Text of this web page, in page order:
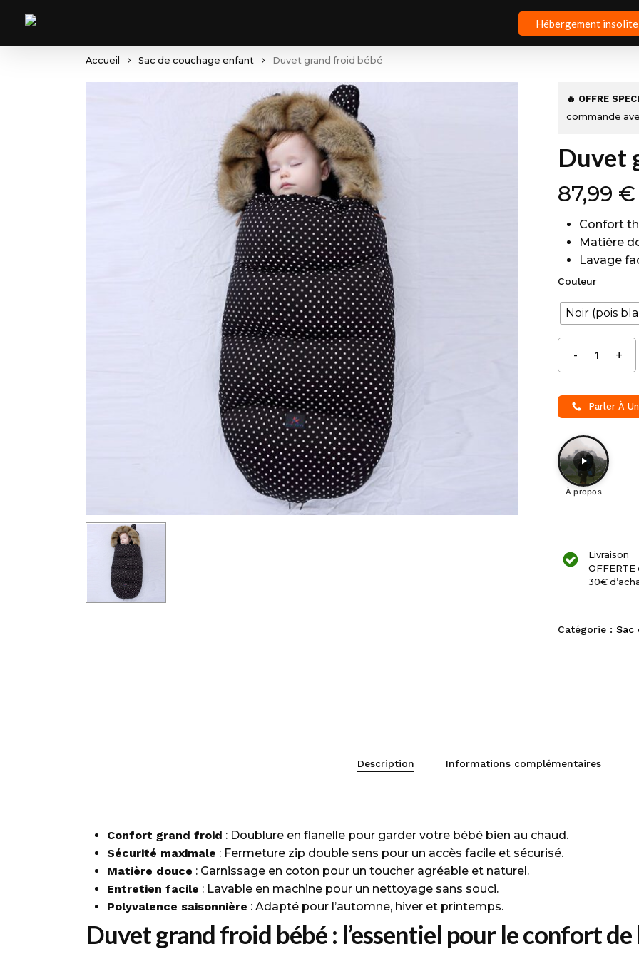
main
Hébergement insolite
Accueil Sac de couchage enfant Duvet grand froid bébé
🔥 OFFRE
commande
Duvet
87,99 €
Confort
Matière
Lavage
Couleur
Noir (pois
Parler À
À propos
Livraison
OFFERTE
30€
Catégorie :Sac
Description Informations complémentaires
Confort grand froid : Doublure en flanelle pour garder votre bébé bien au chaud.
Sécurité maximale : Fermeture zip double sens pour un accès facile et sécurisé.
Matière douce : Garnissage en coton pour un toucher agréable et naturel.
Entretien facile : Lavable en machine pour un nettoyage sans souci.
Polyvalence saisonnière : Adapté pour l’automne, hiver et printemps.
Duvet grand froid bébé : l’essentiel pour le confort de